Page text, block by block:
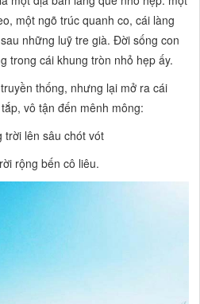
một ngõ trúc quanh co, cái làng
những luỹ tre già. Đời sống con
trong cái khung tròn nhỏ hẹp ấy.
thống, nhưng lại mở ra cái
vô tận đến mênh mông:
trời lên sâu chót vót
rộng bến cô liêu.